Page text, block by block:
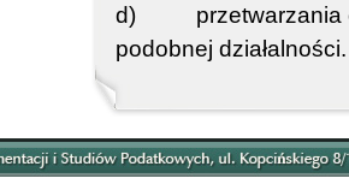
d) przetwarzania
podobnej działalności.